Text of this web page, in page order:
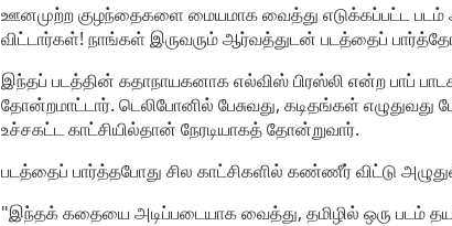
ஊனமுற்ற குழந்தைகளை மையமாக வைத்து எடுக்கப்பட்ட படம்
விட்டார்கள்! நாங்கள் இருவரும் ஆர்வத்துடன் படத்தைப்
இந்தப் படத்தின் கதாநாயகனாக எல்விஸ் பிரஸ்லி என்ற பாப்
தோன்றமாட்டார். டெலிபோனில் பேசுவது, கடிதங்கள்
உச்சகட்ட காட்சியில்தான் நேரடியாகத் தோன்றுவார்.
படத்தைப் பார்த்தபோது சில காட்சிகளில் கண்ணீர் விட்டு
"இந்தக் கதையை அடிப்படையாக வைத்து, தமிழில் ஒரு படம்